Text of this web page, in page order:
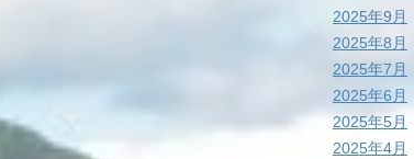
2025年9月
2025年8月
2025年7月
2025年6月
2025年5月
2025年4月